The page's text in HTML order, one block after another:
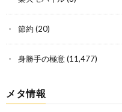
節約 (20)
身勝手の極意(11,477)
メタ情報